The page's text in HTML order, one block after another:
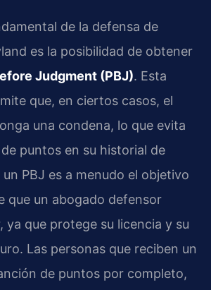
de la defensa de
es la posibilidad de obtener
Judgment (PBJ). Esta
que, en ciertos casos, el
una condena, lo que evita
puntos en su historial de
PBJ es a menudo el objetivo
que un abogado defensor
ya que protege su licencia y su
Las personas que reciben un
de puntos por completo,